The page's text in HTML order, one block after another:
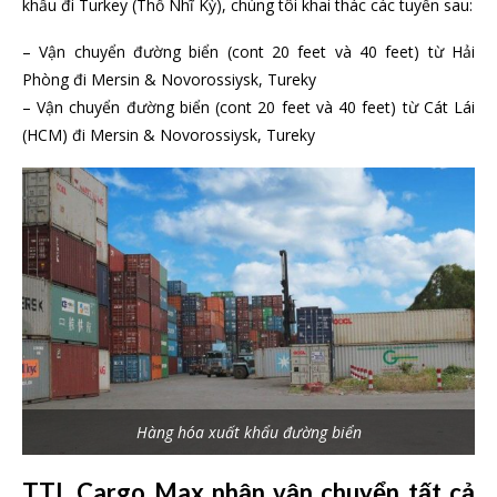
khẩu đi Turkey (Thổ Nhĩ Kỳ), chúng tôi khai thác các tuyến sau:
– Vận chuyển đường biển (cont 20 feet và 40 feet) từ Hải
Phòng đi Mersin & Novorossiysk, Tureky
– Vận chuyển đường biển (cont 20 feet và 40 feet) từ Cát Lái
(HCM) đi Mersin & Novorossiysk, Tureky
Hàng hóa xuất khẩu đường biển